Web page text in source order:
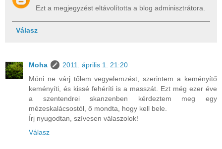
Ezt a megjegyzést eltávolította a blog adminisztrátora.
Válasz
Moha
2011. április 1. 21:20
Móni ne várj tőlem vegyelemzést, szerintem a keményítő
keményíti, és kissé fehéríti is a masszát. Ezt még ezer éve
a szentendrei skanzenben kérdeztem meg egy
mézeskalácsostól, ő mondta, hogy kell bele.
Írj nyugodtan, szívesen válaszolok!
Válasz